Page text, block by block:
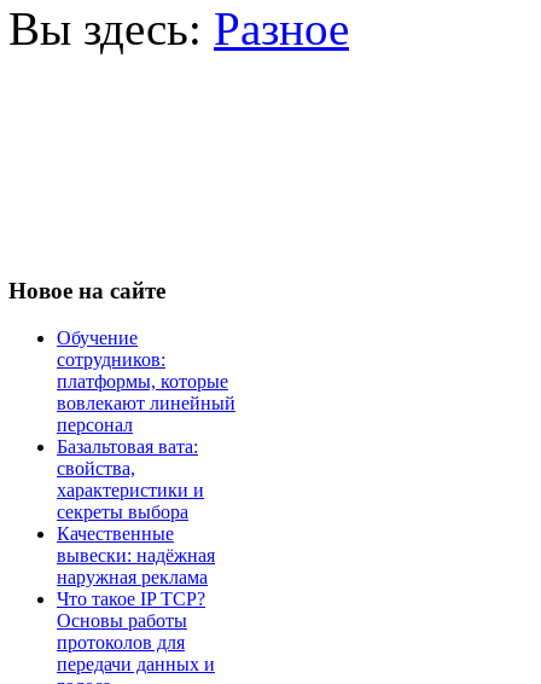
Вы здесь: Разное
Новое на сайте
Обучение
сотрудников:
платформы, которые
вовлекают линейный
персонал
Базальтовая вата:
свойства,
характеристики и
секреты выбора
Качественные
вывески: надёжная
наружная реклама
Что такое IP TCP?
Основы работы
протоколов для
передачи данных и